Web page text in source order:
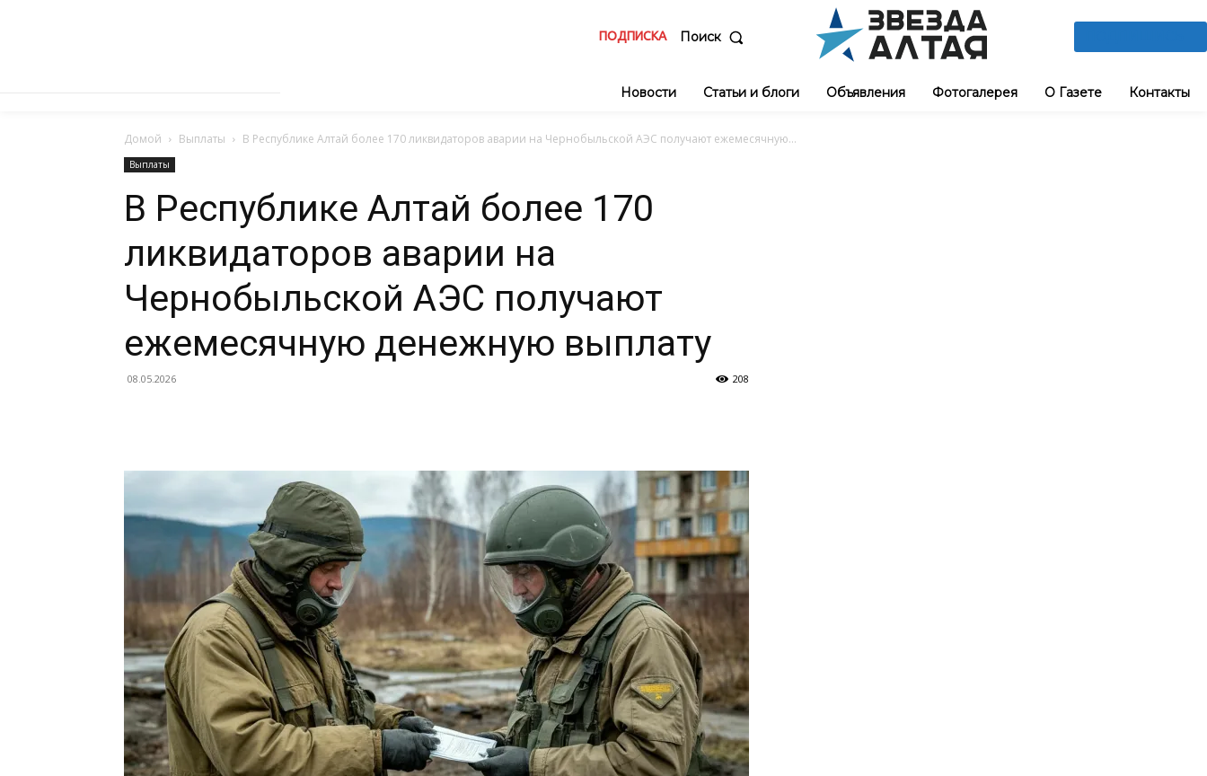
ПОДПИСКА Поиск
Новости Статьи и блоги Объявления Фотогалерея О Газете Контакты
Домой Выплаты В Республике Алтай более 170 ликвидаторов аварии на Чернобыльской АЭС получают ежемесячную...
Выплаты
В Республике Алтай более 170
ликвидаторов аварии на
Чернобыльской АЭС получают
ежемесячную денежную выплату
08.05.2026 208